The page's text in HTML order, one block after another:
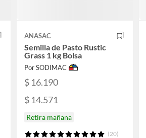
ANASAC
Semilla de Pasto Rustic
Grass 1 kg Bolsa
Por SODIMAC
$ 16.190
$ 14.571
Retira mañana
(20)